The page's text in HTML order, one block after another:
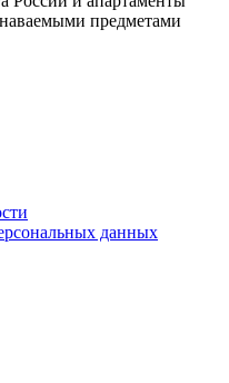
предметами
данных